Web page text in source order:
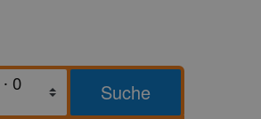
· 0
Suche